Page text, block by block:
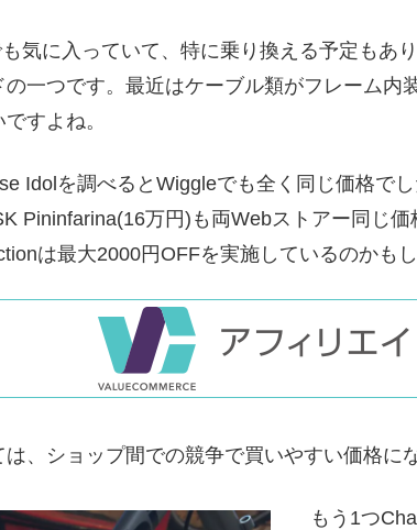
気に入っていて、特に乗り換える予定もあ
の一つです。最近はケーブル類がフレーム内
すよね。
Idolを調べるとWiggleでも全く同じ価格で
Pininfarina(16万円)も両Webストアー同じ
は最大2000円OFFを実施しているのかもし
、ショップ間での競争で買いやすい価格に
もう1つ